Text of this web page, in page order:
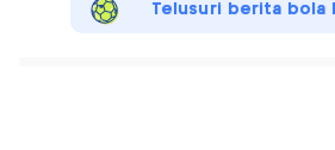
Telusuri berita bola